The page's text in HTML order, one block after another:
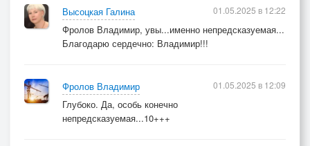
О, люди…
Семя в себе узрившее … бережно сохрани…
Яд от других проникшийся -зеркалом убери
О, люди…
Зависть в себе взрастившие.. прочь от меня
уйди…
Высоцкая Галина
Фролов Владимир, увы...именно непредсказуемая...
Благодарю сердечно: Владимир!!!
01.05.2025 в 12:22
Фролов Владимир
Глубоко. Да, особь конечно
непредсказуемая...10+++
01.05.2025 в 12:09